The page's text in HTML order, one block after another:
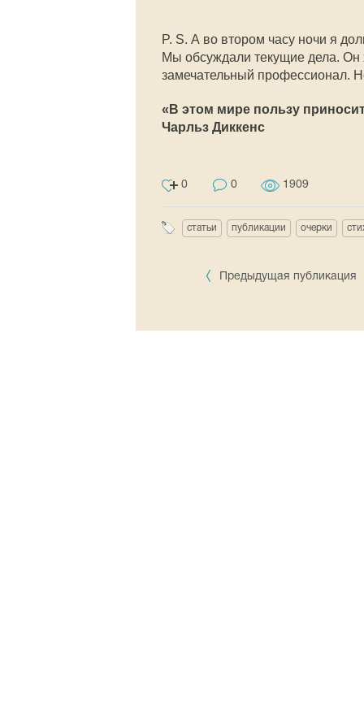
P. S. А во втором часу ночи я
Мы обсуждали текущие дела. Он
замечательный профессионал.
«В этом мире пользу
Чарльз Диккенс
0 0 1909
статьи публикации очерки
Предыдущая публикация